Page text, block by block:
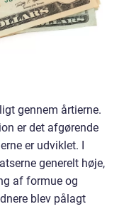
gennem årtierne.
er det afgørende
er udviklet. I
generelt høje,
af formue og
blev pålagt